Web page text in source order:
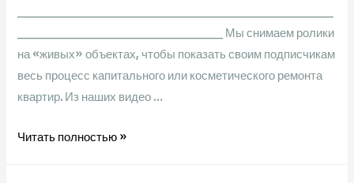
__________________________ Мы снимаем ролики
на «живых» объектах, чтобы показать своим подписчикам
весь процесс капитального или косметического ремонта
квартир. Из наших видео …
Обзор
Читать полностью »